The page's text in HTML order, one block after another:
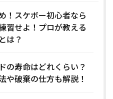
！スケボー初心者なら
習せよ！プロが教える
は？
の寿命はどれくらい？
や破棄の仕方も解説！